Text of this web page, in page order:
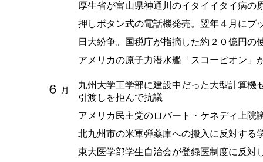
厚生省が富山県神通川のイタイイタイ病の
押しボタン式の電話機発売。翌年４月にプ
日大紛争。国税庁が指摘した約２０億円
アメリカの原子力潜水艦「スコーピオン」
九州大学工学部に建設中だった大型計算機
引渡しを拒んで抗議
アメリカ民主党のロバート・ケネディ上院
北九州市の米軍弾薬庫への搬入に反対する
東大医学部学生自治会が登録医制度に反対